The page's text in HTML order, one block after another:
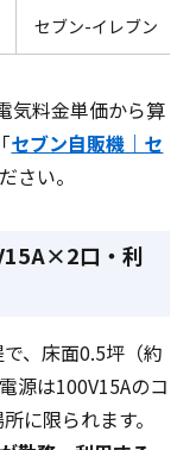
セブン-イレブン（
気料金単価から算
セブン自販機｜セ
さい。
口・利
、床面0.5坪（約
源は100V15Aのコ
に限られます。